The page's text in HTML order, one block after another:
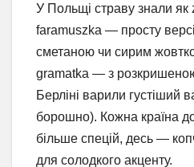
У Польщі страву знали
faramuszka — просту
сметаною чи сирим
gramatka — з
Берліні варили густіший
борошно). Кожна країна
більше спецій, десь —
для солодкого акценту.